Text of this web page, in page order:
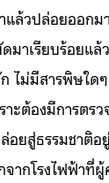
แล้วปล่อยออกม
มาเรียบร้อยแล้
ไม่มีสารพิษใด
ะต้องมีการตร
อยสู่ธรรมชาติอ
ากโรงไฟฟ้าที่